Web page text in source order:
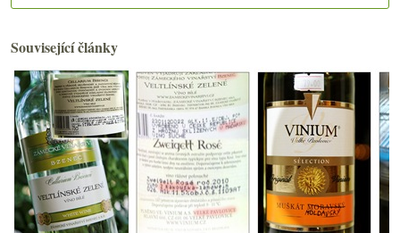
Související články